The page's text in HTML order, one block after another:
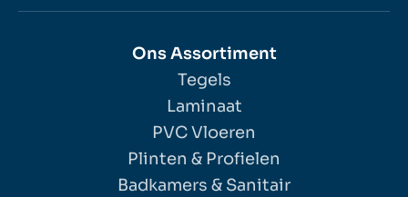
Ons Assortiment
Tegels
Laminaat
PVC Vloeren
Plinten & Profielen
Badkamers & Sanitair